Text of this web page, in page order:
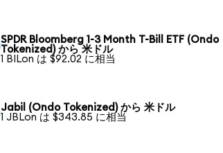
SPDR Bloomberg 1-3 Month T-Bill ETF (Ondo
Tokenized) から 米ドル
1 BILon は $92.02 に相当
Jabil (Ondo Tokenized) から 米ドル
1 JBLon は $343.85 に相当